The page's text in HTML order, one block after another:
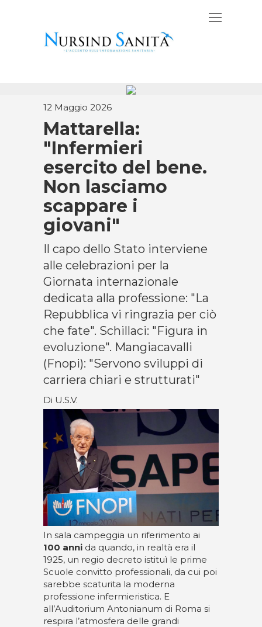
12 Maggio 2026
Mattarella:
"Infermieri
esercito del bene.
Non lasciamo
scappare i
giovani"
Il capo dello Stato interviene
alle celebrazioni per la
Giornata internazionale
dedicata alla professione: "La
Repubblica vi ringrazia per ciò
che fate". Schillaci: "Figura in
evoluzione". Mangiacavalli
(Fnopi): "Servono sviluppi di
carriera chiari e strutturati"
Di U.S.V.
In sala campeggia un riferimento ai
100 anni da quando, in realtà era il
1925, un regio decreto istituì le prime
Scuole convitto professionali, da cui poi
sarebbe scaturita la moderna
professione infermieristica. E
all’Auditorium Antonianum di Roma si
respira l’atmosfera delle grandi